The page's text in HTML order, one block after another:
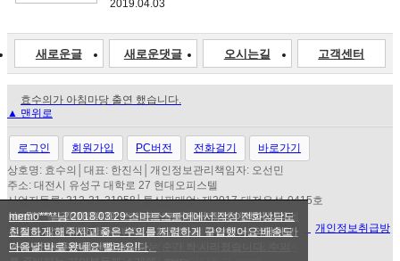
ngd_****님 2018.04.23 스마트스토어에서 작성수의는 처음
사보는거라 좋고나쁜건 잘 모르겠지만 봤을때 흠잡을 곳은 안
보입니다. 그리고 제일 맘에 든건 판매자님과 연락이 잘된다는
kore****님 2018.04.19 스마트스토어에서 작성 저렴한 가격에
좋은 수의를 사게 되어 정말 감사감사합니다. 가격이 저렴해서
걱정을 많이 했는데 수의를 보는 순간 싹 사라졌습니다. 수의
jess****님 2018.04.19 스마트스토어에서 작성친절하게 상담
도해주시고 너무 감사합니다 급했는데 잘 받았습니다 감사합
니다~ 많이 판매하세요~~
kim5****님 2018.04.01 스마트스토어에서 작성 이백이상의
수의도 많고 시장에서는 부르는게 값인거 같습니다. 적당한 가
격에 정말 좋은 물건 같습니다.
memo****님 2018.03.29 스마트스토어에서 작성 전화상담도
친절하게 해주시고 좋은 수의를 저렴하게 구입했어요 배송도
다음날 바로 왔네요 빨라요!!
2019.04.03
새로운글 새로운댓글 오시는길 고객센터
수의선택방법 및 요령을 알려드립니다.
수의 11종 원단시험성적서 취득.
효수의가 아침마당 출연 했습니다.
새벽배송 정책 유지하는 이유
효도수의 효 수의! 다시 시작합니다.
▲ 맨위로
로그인 회원가입 PC버전 전화걸기
바로가기
상호명: 효수의│대표: 한진식│개인정보관리책임자: 오선민
주소: 대전시 유성구 대학로 27 현대오피스텔
사업자등록: 312-31-31958│통신판매업: 제2017-대전유성-0415호
COPYRIGHT(C) 효수의 ALL RIGHT RESERVED. 이용약관
개인정보취급방
침